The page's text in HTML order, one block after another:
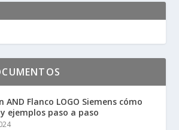
AND Flanco LOGO Siemens cómo
ejemplos paso a paso